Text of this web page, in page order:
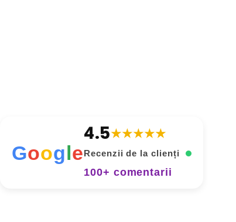
Google
4.5★★★★★
Recenzii de la clienți
100+ comentarii